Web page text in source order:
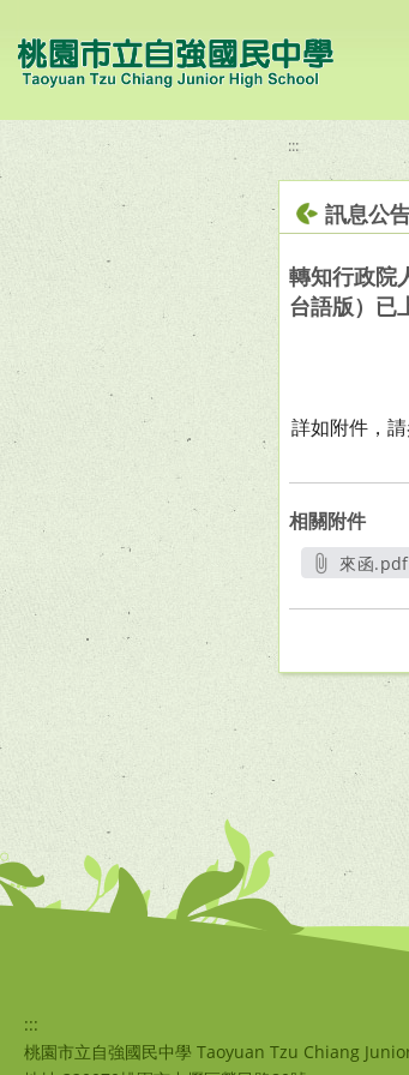
:::
訊息公
轉知行政院
台語版）已
詳如附件，請
相關附件
來函.pdf
:::
桃園市立自強國民中學 Taoyuan Tzu Chiang